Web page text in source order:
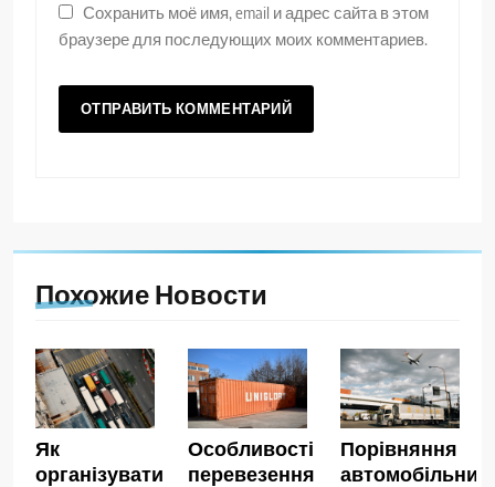
Сохранить моё имя, email и адрес сайта в этом
браузере для последующих моих комментариев.
Похожие Новости
Як
організувати
Особливості
перевезення
Порівняння
автомобільних,